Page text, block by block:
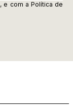
, e com a Política de